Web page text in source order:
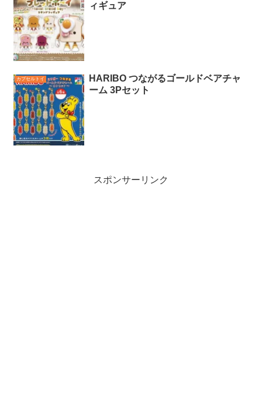
ィギュア
カプセルトイ
HARIBO つながるゴールドベアチャ
ーム 3Pセット
スポンサーリンク